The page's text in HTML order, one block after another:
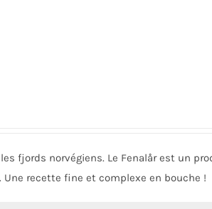
fjords norvégiens. Le Fenalår est un
recette fine et complexe en bouche !